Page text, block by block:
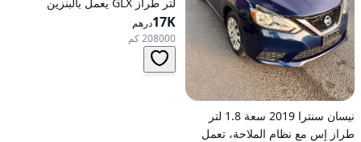
نيسان سنترا 2019 سعة 1.8 لتر
طراز إس مع نظام الملاحة، تعمل
وأوتوماتيكي بدفع أمامي
17Kدرهم
208000 كم